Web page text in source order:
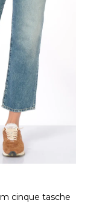
cinque tasche